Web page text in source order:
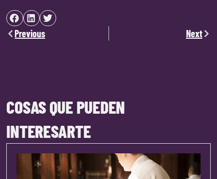
Previous Next
COSAS QUE PUEDEN
INTERESARTE